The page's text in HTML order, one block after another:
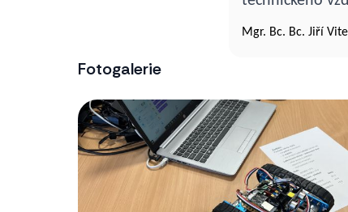
Mgr. Bc. Bc. Jiří
Fotogalerie